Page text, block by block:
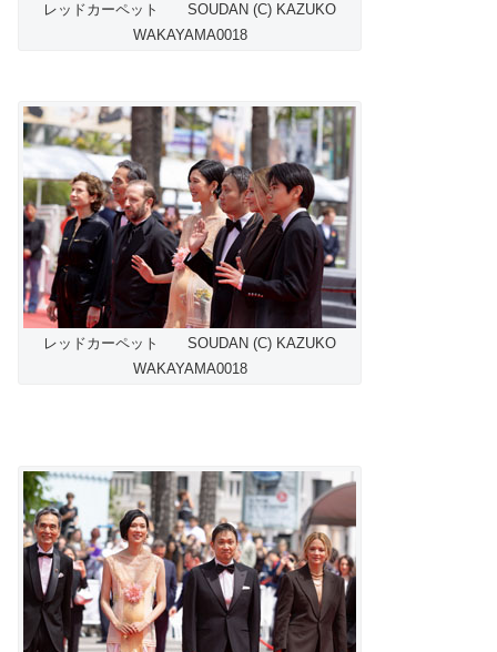
レッドカーペット SOUDAN (C) KAZUKO
WAKAYAMA0018
レッドカーペット SOUDAN (C) KAZUKO
WAKAYAMA0018